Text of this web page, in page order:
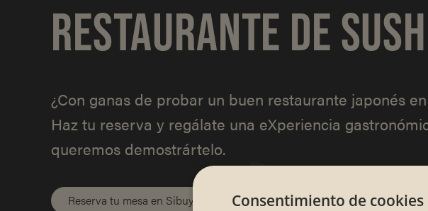
RESTAURANTE DE
¿Con ganas de probar un buen restaurante japonés
Haz tu reserva y regálate una eXperiencia
queremos demostrártelo.
Reserva tu mesa en Sibuya Consentimiento de cookies